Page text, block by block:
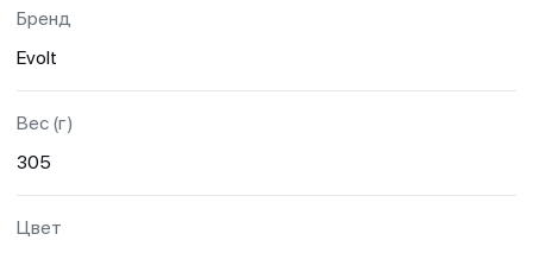
Бренд
Evolt
Вес (г)
305
Цвет